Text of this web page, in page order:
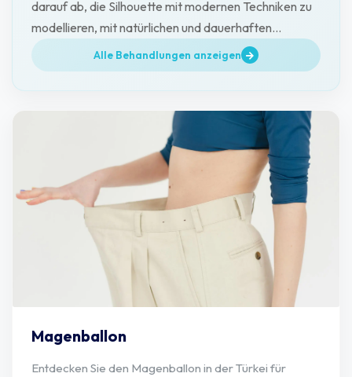
darauf ab, die Silhouette mit modernen Techniken zu
modellieren, mit natürlichen und dauerhaften
Ergebnissen.Alle Behandlungen anzeigen
Magenballon
Entdecken Sie den Magenballon in der Türkei für